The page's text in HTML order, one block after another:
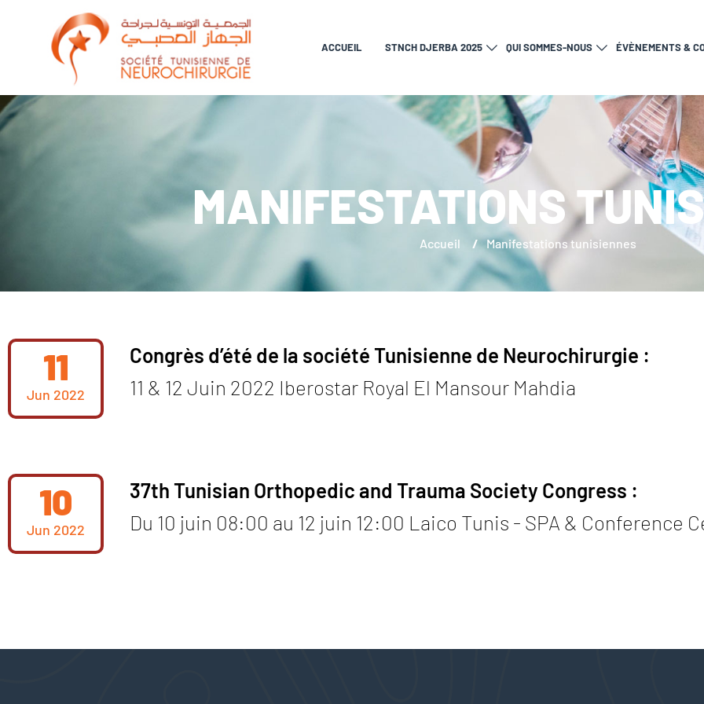
ACCUEIL STNCH DJERBA 2025 QUI SOMMES-NOUS ÉVÈNEMENTS &
MANIFESTATIONS
Accueil / Manifestations tunisiennes
11
Jun 2022
Congrès d’été de la société Tunisienne de Neurochirurgie :
11 & 12 Juin 2022 Iberostar Royal El Mansour Mahdia
10
Jun 2022
37th Tunisian Orthopedic and Trauma Society Congress :
Du 10 juin 08:00 au 12 juin 12:00 Laico Tunis - SPA & Conference